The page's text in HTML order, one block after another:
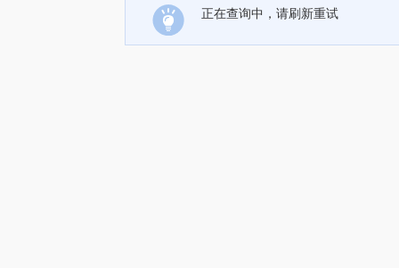
正在查询中，请刷新重试